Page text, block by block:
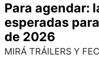
Para agendar:
esperadas
de 2026
MIRÁ TRÁILERS Y